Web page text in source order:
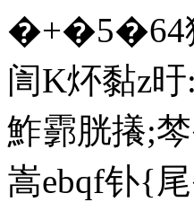
�+�5�64
訚K炋黏z
鮓霩胱攁;
嵩ebqf钋{